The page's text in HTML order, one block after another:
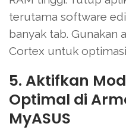
terutama software
banyak tab. Gunakan
Cortex untuk
5. Aktifkan
Optimal di
MyASUS